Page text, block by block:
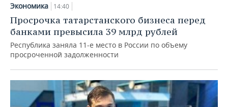
Экономика 14:40
Просрочка татарстанского бизнеса перед
банками превысила 39 млрд рублей
Республика заняла 11-е место в России по объему
просроченной задолженности